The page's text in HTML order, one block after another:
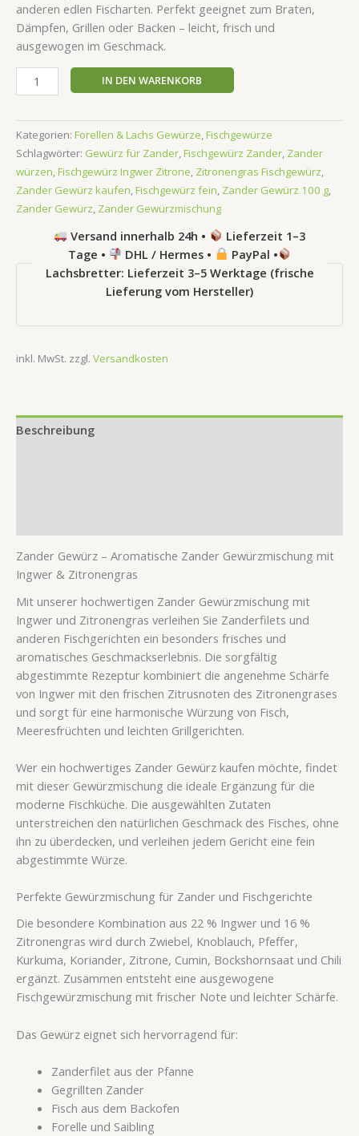
anderen edlen Fischarten. Perfekt geeignet zum Braten,
Dämpfen, Grillen oder Backen – leicht, frisch und
ausgewogen im Geschmack.
IN DEN WARENKORB
Kategorien: Forellen & Lachs Gewürze,Fischgewürze
Schlagwörter: Gewürz für Zander,Fischgewürz Zander, Zander
würzen,Fischgewürz Ingwer Zitrone, Zitronengras Fischgewürz,
Zander Gewürz kaufen,Fischgewürz fein, Zander Gewürz 100 g,
Zander Gewürz, Zander Gewürzmischung
Versand innerhalb 24h •
Lieferzeit 1–3
Tage •
DHL / Hermes •
PayPal •
Lachsbretter: Lieferzeit 3–5 Werktage (frische
Lieferung vom Hersteller)
inkl. MwSt. zzgl. Versandkosten
Beschreibung
Zander Gewürz – Aromatische Zander Gewürzmischung mit
Ingwer & Zitronengras
Mit unserer hochwertigen Zander Gewürzmischung mit
Ingwer und Zitronengras verleihen Sie Zanderfilets und
anderen Fischgerichten ein besonders frisches und
aromatisches Geschmackserlebnis. Die sorgfältig
abgestimmte Rezeptur kombiniert die angenehme Schärfe
von Ingwer mit den frischen Zitrusnoten des Zitronengrases
und sorgt für eine harmonische Würzung von Fisch,
Meeresfrüchten und leichten Grillgerichten.
Wer ein hochwertiges Zander Gewürz kaufen möchte, findet
mit dieser Gewürzmischung die ideale Ergänzung für die
moderne Fischküche. Die ausgewählten Zutaten
unterstreichen den natürlichen Geschmack des Fisches, ohne
ihn zu überdecken, und verleihen jedem Gericht eine fein
abgestimmte Würze.
Perfekte Gewürzmischung für Zander und Fischgerichte
Die besondere Kombination aus 22 % Ingwer und 16 %
Zitronengras wird durch Zwiebel, Knoblauch, Pfeffer,
Kurkuma, Koriander, Zitrone, Cumin, Bockshornsaat und Chili
ergänzt. Zusammen entsteht eine ausgewogene
Fischgewürzmischung mit frischer Note und leichter Schärfe.
Das Gewürz eignet sich hervorragend für:
Zanderfilet aus der Pfanne
Gegrillten Zander
Fisch aus dem Backofen
Forelle und Saibling